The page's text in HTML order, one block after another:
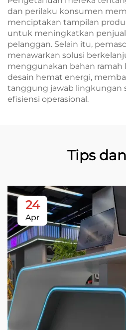
dan perilaku konsumen
menciptakan tampilan
untuk meningkatkan
pelanggan. Selain itu,
menawarkan solusi
menggunakan bahan ramah
desain hemat energi,
tanggung jawab lingkungan
efisiensi operasional.
Tips
24
Apr